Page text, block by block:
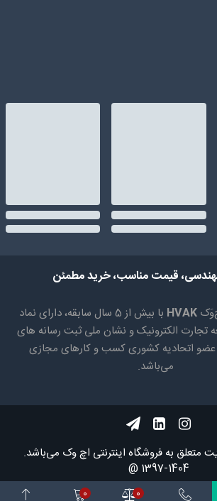
قیمت مناسب، خرید مطمئن
HVAK
با بیش از 5 سال سابقه، دارای نماد
تجارت الکترونیک و نشان ملی ثبت رسانه های
عضو اتحادیه کشوری کسب و کارهای مجازی
می‌باشد.
متعلق به فروشگاه اینترنتی اچ وک می‌باشد.
1404-1397 @
0
0